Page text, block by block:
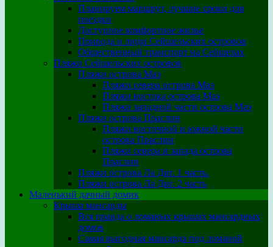
Планируем маршрут, лучшие сроки для
поездки
Доступное комфортное жилье
Природа и люди Сейшельских островов
Общественный транспорт на Сейшелах
Пляжи Сейшельских островов
Пляжи острова Маэ
Пляжи севера острова Маэ
Пляжи востока острова Маэ
Пляжи западной части острова Маэ
Пляжи острова Праслин
Пляжи восточной и южной части
острова Праслин
Пляжи севера и запада острова
Праслин
Пляжи острова Ла Диг. 1 часть.
Пляжи острова Ла Диг. 2 часть
Маленький дачный домик
Крыша мансарды
Вся правда о ломаных крышах мансардных
домов
Самая выгодная мансарда под ломаной